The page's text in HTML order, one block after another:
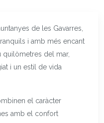
de les Gavarres,
i amb més encant
quilòmetres del mar,
i un estil de vida
el caràcter
amb el confort